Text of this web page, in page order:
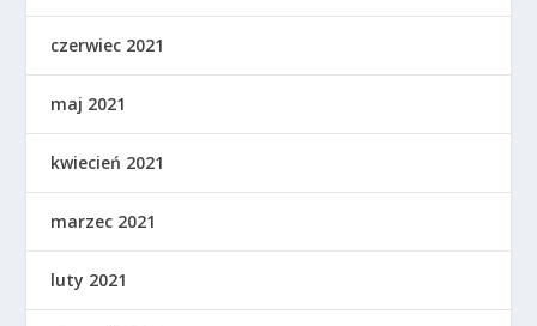
czerwiec 2021
maj 2021
kwiecień 2021
marzec 2021
luty 2021